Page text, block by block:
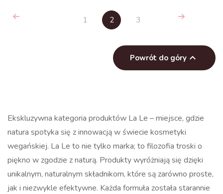
1
2 3
Powrót do góry 
Ekskluzywna kategoria produktów La Le – miejsce, gdzie
natura spotyka się z innowacją w świecie kosmetyki
wegańskiej. La Le to nie tylko marka; to filozofia troski o
piękno w zgodzie z naturą. Produkty wyróżniają się dzięki
unikalnym, naturalnym składnikom, które są zarówno proste,
jak i niezwykle efektywne. Każda formuła została starannie